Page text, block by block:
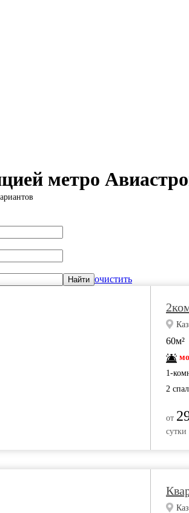
метро
Найти очистить
60м²
1-
2
от
сутки